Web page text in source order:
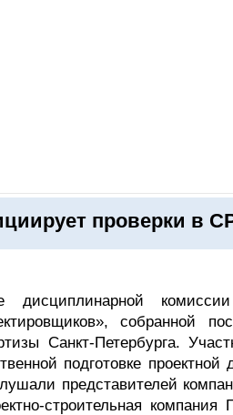
проверки в
дисциплинарной
собранной
Санкт-Петербурга.
подготовке
представителей
строительная компания